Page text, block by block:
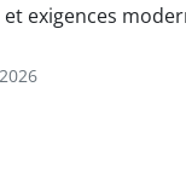
exigences